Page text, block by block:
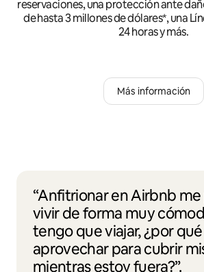
reservaciones, una protección ante
de hasta 3 millones de dólares*, una
24 horas y más.
Más información
“Anfitrionar en Airbnb
vivir de forma muy
tengo que viajar, ¿por
aprovechar para cubrir
mientras estoy fuera?”.